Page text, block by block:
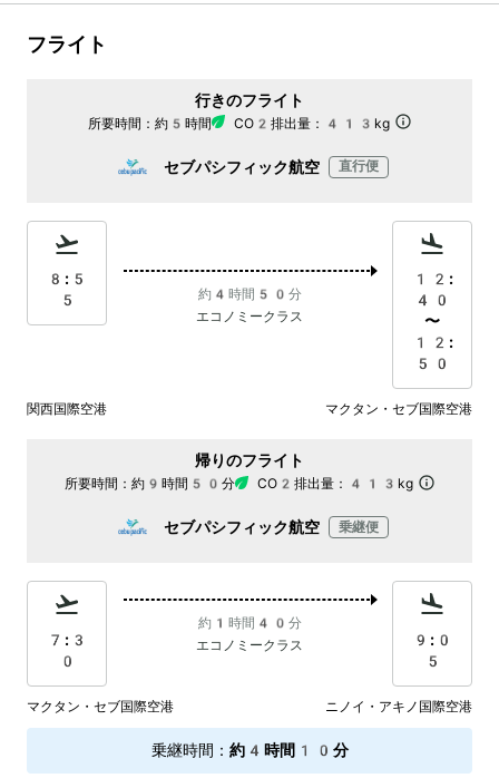
フライト
行きのフライト
所要時間： 約5時間 CO2排出量： 413kg
セブパシフィック航空 直行便
8:5
5
約4時間50分
エコノミークラス
12:
40
〜
12:
50
関西国際空港 マクタン・セブ国際空港
帰りのフライト
所要時間： 約9時間50分 CO2排出量： 413kg
セブパシフィック航空 乗継便
7:3
0
約1時間40分
エコノミークラス
9:0
5
マクタン・セブ国際空港 ニノイ・アキノ国際空港
乗継時間 ： 約4時間10分